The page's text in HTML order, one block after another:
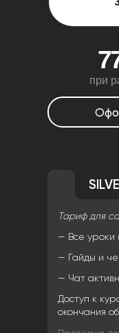
при
Тариф для
— Все уроки
— Гайды и
— Чат
Доступ к
окончания